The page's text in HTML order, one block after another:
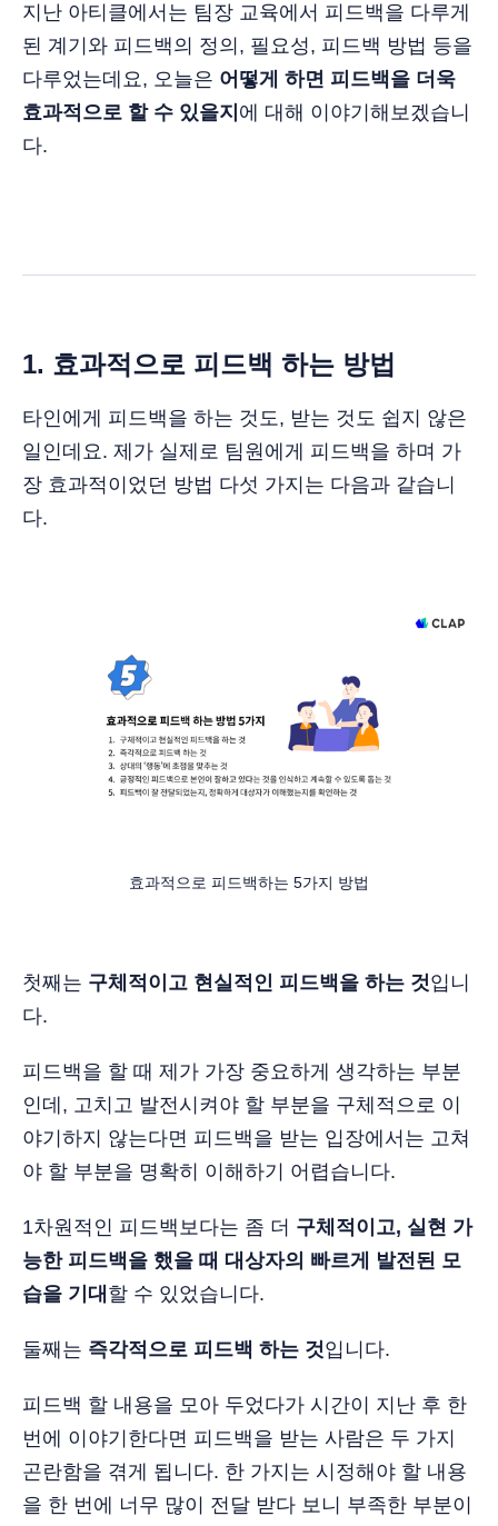
지난 아티클에서는 팀장 교육에서 피드백을 다루게
된 계기와 피드백의 정의, 필요성, 피드백 방법 등을
다루었는데요, 오늘은 어떻게 하면 피드백을 더욱
효과적으로 할 수 있을지 에 대해 이야기해보겠습니
다.
1. 효과적으로 피드백 하는 방법
타인에게 피드백을 하는 것도, 받는 것도 쉽지 않은
일인데요. 제가 실제로 팀원에게 피드백을 하며 가
장 효과적이었던 방법 다섯 가지는 다음과 같습니
다.
효과적으로 피드백하는 5가지 방법
첫째는 구체적이고 현실적인 피드백을 하는 것입니
다.
피드백을 할 때 제가 가장 중요하게 생각하는 부분
인데, 고치고 발전시켜야 할 부분을 구체적으로 이
야기하지 않는다면 피드백을 받는 입장에서는 고쳐
야 할 부분을 명확히 이해하기 어렵습니다.
1차원적인 피드백보다는 좀 더 구체적이고, 실현 가
능한 피드백을 했을 때 대상자의 빠르게 발전된 모
습을 기대 할 수 있었습니다.
둘째는 즉각적으로 피드백 하는 것입니다.
피드백 할 내용을 모아 두었다가 시간이 지난 후 한
번에 이야기한다면 피드백을 받는 사람은 두 가지
곤란함을 겪게 됩니다. 한 가지는 시정해야 할 내용
을 한 번에 너무 많이 전달 받다 보니 부족한 부분이